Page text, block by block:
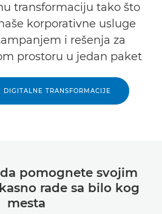
transformaciju tako što
korporativne usluge
i rešenja za
prostoru u jedan paket
DIGITALNE TRANSFORMACIJE
pomognete svojim
rade sa bilo kog
mesta